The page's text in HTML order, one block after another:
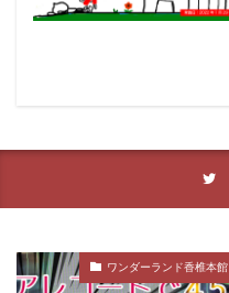
ワンダーランド香椎本館